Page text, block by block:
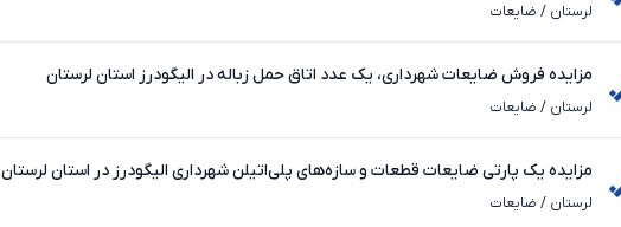
لرستان / ضایعات
مزایده فروش ضایعات شهرداری، یک عدد اتاق حمل زباله در الیگودرز استان لرستان
لرستان / ضایعات
مزایده یک پارتی ضایعات قطعات و سازه‌های پلی‌اتیلن شهرداری الیگودرز در استان لرستان
لرستان / ضایعات